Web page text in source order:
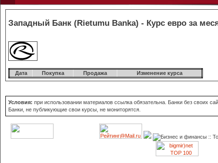
Западный Банк (Rietumu Banka) - Курс евро за
Дата Покупка Продажа Изменение курса
Условия: при использовании материалов ссылка обязательна. Банки без своих
Банки, не публикующие свои курсы, не мониторятся.